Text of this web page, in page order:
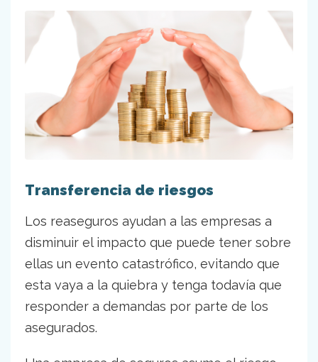
Transferencia de riesgos
Los reaseguros ayudan a las empresas a
disminuir el impacto que puede tener sobre
ellas un evento catastrófico, evitando que
esta vaya a la quiebra y tenga todavía que
responder a demandas por parte de los
asegurados.